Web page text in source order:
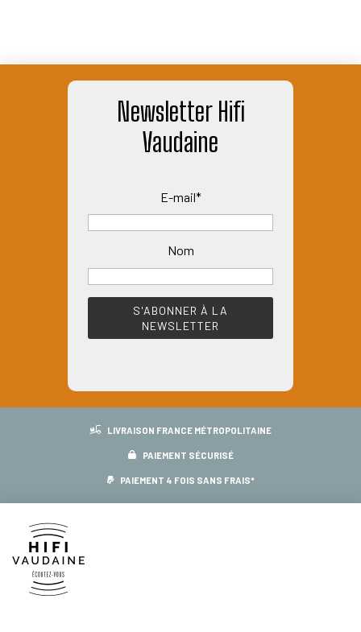
Newsletter Hifi
Vaudaine
E-mail*
Nom
LIVRAISON FRANCE MÉTROPOLITAINE
PAIEMENT SÉCURISÉ
PAIEMENT 4 FOIS SANS FRAIS*